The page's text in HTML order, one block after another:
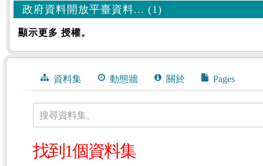
政府資料開放平臺資料... (1)
顯示更多 授權。
資料集 動態牆 關於 Pages
搜尋資料集。
找到1個資料集